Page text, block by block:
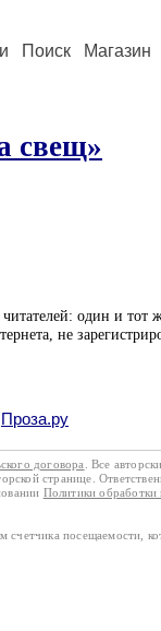
Поиск Магазин
свещ»
один и тот
не
Проза.ру
договора
. Все
странице.
Политики обработки
посещаемости,